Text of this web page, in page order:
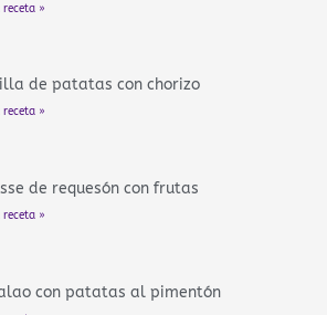
receta »
de patatas con chorizo
receta »
de requesón con frutas
receta »
con patatas al pimentón